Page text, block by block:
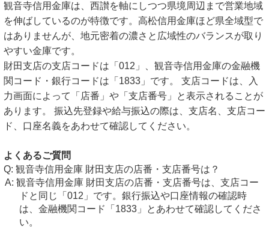
観音寺信用金庫は、西讃を軸にしつつ県境周辺まで営業地域
を伸ばしているのが特徴です。高松信用金庫ほど県全域型で
はありませんが、地元密着の濃さと広域性のバランスが取り
やすい金庫です。
財田支店の支店コードは「012」、観音寺信用金庫の金融機
関コード・銀行コードは「1833」です。 支店コードは、入
力画面によって「店番」や「支店番号」と表示されることが
あります。 振込先登録や給与振込の際は、支店名、支店コー
ド、口座名義をあわせて確認してください。
よくあるご質問
観音寺信用金庫 財田支店の店番・支店番号は？
観音寺信用金庫 財田支店の店番・支店番号は、支店コー
ドと同じ「012」です。銀行振込や口座情報の確認時
は、金融機関コード「1833」とあわせて確認してくださ
い。